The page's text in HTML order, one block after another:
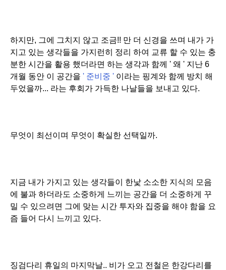
하지만, 그에 그치지 않고 조금!! 만 더 신경을 쓰며 내가 가
지고 있는 생각들을 가지런히 정리 하여 교류 할 수 있는 충
분한 시간을 활용 했더라면 하는 생각과 함께 ' 왜 ' 지난 6
개월 동안 이 공간을 ' 준비중 ' 이라는 핑계와 함께 방치 해
두었을까... 라는 후회가 가득한 나날들을 보내고 있다.
무엇이 최선이며 무엇이 확실한 선택일까.
지금 내가 가지고 있는 생각들이 한낯 소소한 지식의 모음
에 불과 하더라도 소중하게 느끼는 공간을 더 소중하게 꾸
밀 수 있으려면 그에 맞는 시간 투자와 집중을 해야 함을 요
즘 들어 다시 느끼고 있다.
징검다리 휴일의 마지막날.. 비가 오고 전철은 한강다리를